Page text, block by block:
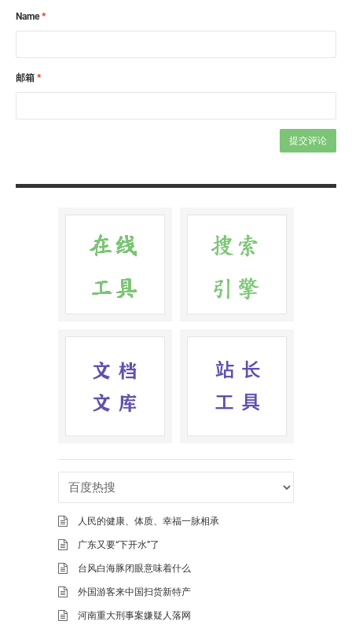
Name*
邮箱 *
人民的健康、体质、幸福一脉相承
广东又要“下开水”了
台风白海豚闭眼意味着什么
外国游客来中国扫货新特产
河南重大刑事案嫌疑人落网